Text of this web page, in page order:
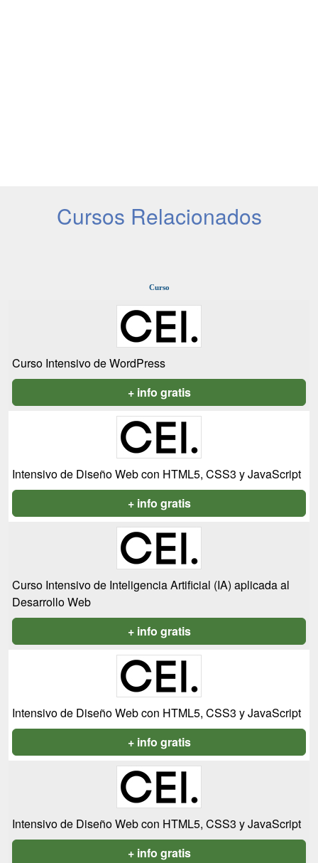
Cursos Relacionados
Curso
Curso Intensivo de WordPress
+ info gratis
Intensivo de Diseño Web con HTML5, CSS3 y JavaScript
+ info gratis
Curso Intensivo de Inteligencia Artificial (IA) aplicada al
Desarrollo Web
+ info gratis
Intensivo de Diseño Web con HTML5, CSS3 y JavaScript
+ info gratis
Intensivo de Diseño Web con HTML5, CSS3 y JavaScript
+ info gratis